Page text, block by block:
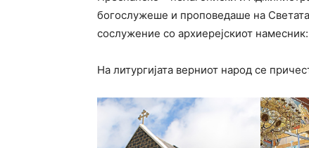
богослужеше и проповедаше на
сослужение со архиерејскиот
На литургијата верниот народ се